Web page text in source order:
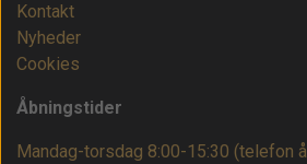
Kontakt
Nyheder
Cookies
Åbningstider
Mandag-torsdag 8:00-15:30 (telefon